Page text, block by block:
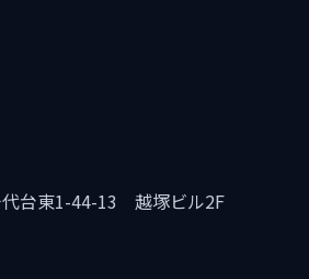
台東1-44-13 越塚ビル2F